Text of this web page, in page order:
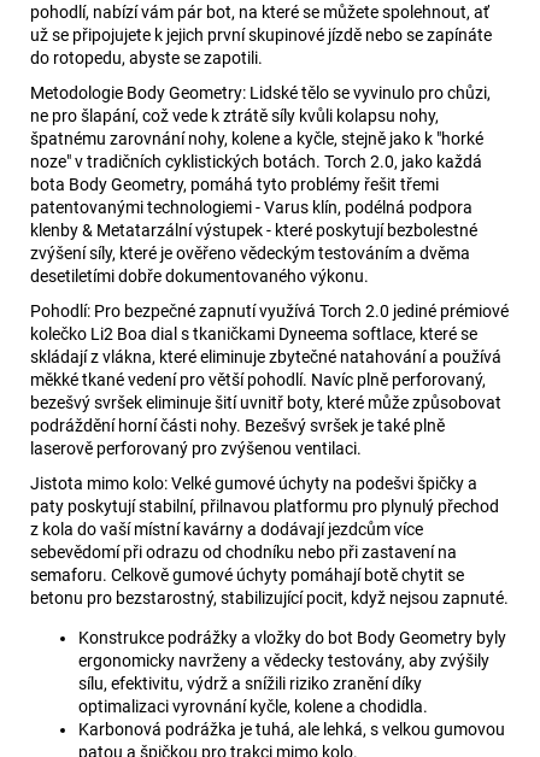
pohodlí, nabízí vám pár bot, na které se můžete spolehnout, ať
už se připojujete k jejich první skupinové jízdě nebo se zapínáte
do rotopedu, abyste se zapotili.
Metodologie Body Geometry: Lidské tělo se vyvinulo pro chůzi,
ne pro šlapání, což vede k ztrátě síly kvůli kolapsu nohy,
špatnému zarovnání nohy, kolene a kyčle, stejně jako k "horké
noze" v tradičních cyklistických botách. Torch 2.0, jako každá
bota Body Geometry, pomáhá tyto problémy řešit třemi
patentovanými technologiemi - Varus klín, podélná podpora
klenby & Metatarzální výstupek - které poskytují bezbolestné
zvýšení síly, které je ověřeno vědeckým testováním a dvěma
desetiletími dobře dokumentovaného výkonu.
Pohodlí: Pro bezpečné zapnutí využívá Torch 2.0 jediné prémiové
kolečko Li2 Boa dial s tkaničkami Dyneema softlace, které se
skládají z vlákna, které eliminuje zbytečné natahování a používá
měkké tkané vedení pro větší pohodlí. Navíc plně perforovaný,
bezešvý svršek eliminuje šití uvnitř boty, které může způsobovat
podráždění horní části nohy. Bezešvý svršek je také plně
laserově perforovaný pro zvýšenou ventilaci.
Jistota mimo kolo: Velké gumové úchyty na podešvi špičky a
paty poskytují stabilní, přilnavou platformu pro plynulý přechod
z kola do vaší místní kavárny a dodávají jezdcům více
sebevědomí při odrazu od chodníku nebo při zastavení na
semaforu. Celkově gumové úchyty pomáhají botě chytit se
betonu pro bezstarostný, stabilizující pocit, když nejsou zapnuté.
Konstrukce podrážky a vložky do bot Body Geometry byly
ergonomicky navrženy a vědecky testovány, aby zvýšily
sílu, efektivitu, výdrž a snížili riziko zranění díky
optimalizaci vyrovnání kyčle, kolene a chodidla.
Karbonová podrážka je tuhá, ale lehká, s velkou gumovou
patou a špičkou pro trakci mimo kolo.